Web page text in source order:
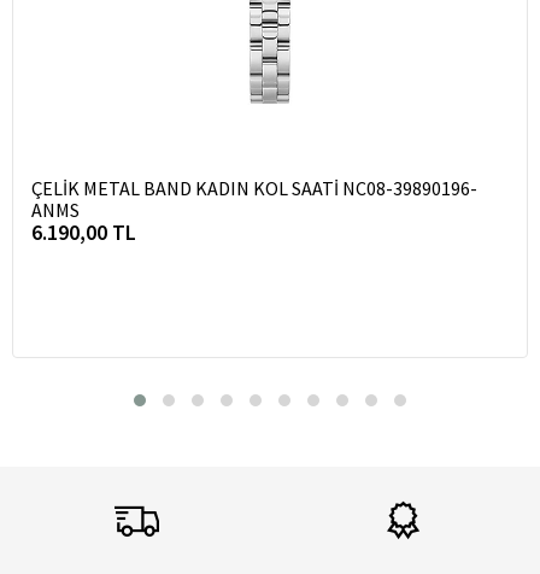
ÇELİK METAL BAND KADIN KOL SAATİ NC08-39890196-
ANMS
6.190,00 TL